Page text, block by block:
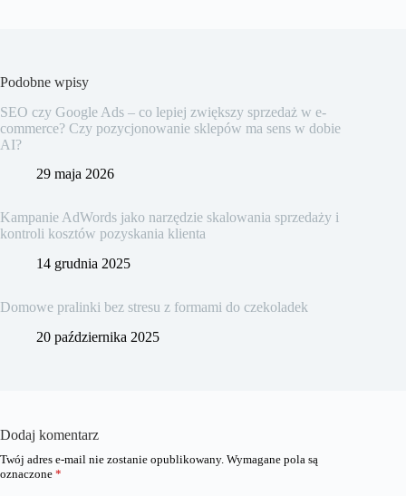
Podobne wpisy
SEO czy Google Ads – co lepiej zwiększy sprzedaż w e-
commerce? Czy pozycjonowanie sklepów ma sens w dobie
AI?
29 maja 2026
Kampanie AdWords jako narzędzie skalowania sprzedaży i
kontroli kosztów pozyskania klienta
14 grudnia 2025
Domowe pralinki bez stresu z formami do czekoladek
20 października 2025
Dodaj komentarz
Twój adres e-mail nie zostanie opublikowany. Wymagane pola są
oznaczone *